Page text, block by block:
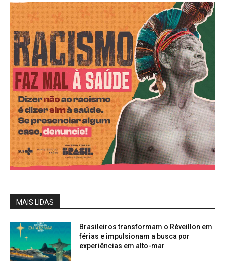
MAIS LIDAS
Brasileiros transformam o Réveillon em
férias e impulsionam a busca por
experiências em alto-mar